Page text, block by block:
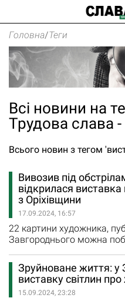
Головна/Теги
Всі новини на
Трудова слава
Всього новин з тегом
Вивозив під
відкрилася
з Оріхівщини
17.09.2024, 16:57
22 картини художника,
Завгороднього можна
відкрилася у
музеї. На жаль,
Анатолій Михайлович
час ДТП, вони були
Зруйноване життя: у
виставку світлин про
15.09.2024, 23:28